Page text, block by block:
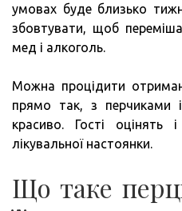
умовах буде близько
збовтувати, щоб
мед і алкоголь.
Можна процідити
прямо так, з перчиками
красиво. Гості оцінять
лікувальної настоянки.
Що таке